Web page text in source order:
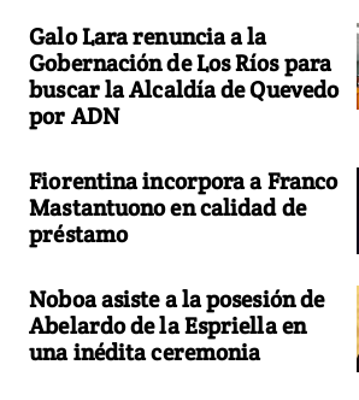
Galo Lara renuncia a la
Gobernación de Los Ríos para
buscar la Alcaldía de Quevedo
por ADN
Fiorentina incorpora a Franco
Mastantuono en calidad de
préstamo
Noboa asiste a la posesión de
Abelardo de la Espriella en
una inédita ceremonia